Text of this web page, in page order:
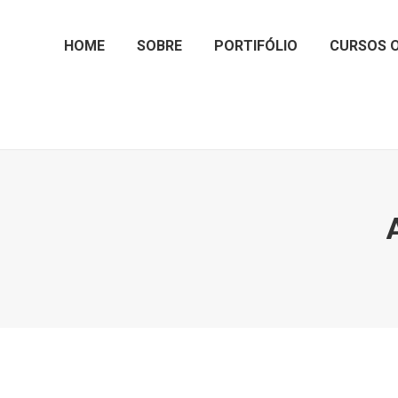
HOME SOBRE PORTIFÓLIO CURSOS